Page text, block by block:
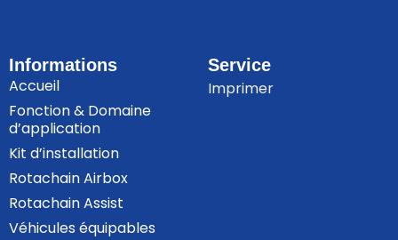
Informations
Accueil
Fonction & Domaine
d’application
Kit d’installation
Rotachain Airbox
Rotachain Assist
Véhicules équipables
Service
Imprimer